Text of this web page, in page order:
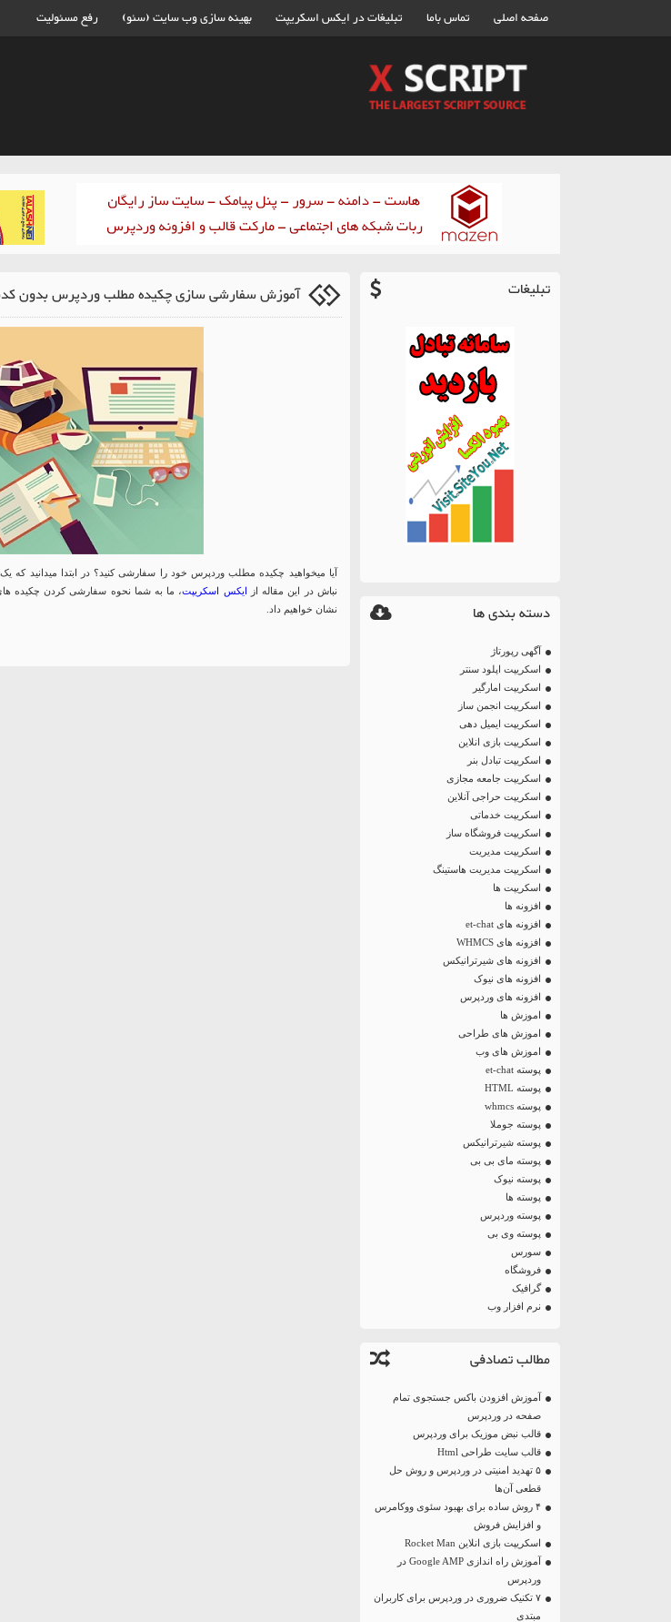
صفحه اصلی تماس باما تبلیغات در ایکس اسکریپت بهینه سازی وب سایت (سئو) رفع مسئولیت
تبلیغات
دسته بندی ها
آگهی رپورتاژ
اسکریپت اپلود سنتر
اسکریپت امارگیر
اسکریپت انجمن ساز
اسکریپت ایمیل دهی
اسکریپت بازی انلاین
اسکریپت تبادل بنر
اسکریپت جامعه مجازی
اسکریپت حراجی آنلاین
اسکریپت خدماتی
اسکریپت فروشگاه ساز
اسکریپت مدیریت
اسکریپت مدیریت هاستینگ
اسکریپت ها
افزونه ها
افزونه های et-chat
افزونه های WHMCS
افزونه های شیرترانیکس
افزونه های نیوک
افزونه های وردپرس
اموزش ها
اموزش های طراحی
اموزش های وب
پوسته et-chat
پوسته HTML
پوسته whmcs
پوسته جوملا
پوسته شیرترانیکس
پوسته مای بی بی
پوسته نیوک
پوسته ها
پوسته وردپرس
پوسته وی بی
سورس
فروشگاه
گرافیک
نرم افزار وب
مطالب تصادفی
آموزش افزودن باکس جستجوی تمام
صفحه در وردپرس
قالب نبض موزیک برای وردپرس
قالب سایت طراحی Html
۵ تهدید امنیتی در وردپرس و روش حل
قطعی آن‌ها
۴ روش ساده برای بهبود سئوی ووکامرس
و افزایش فروش
اسکریپت بازی انلاین Rocket Man
آموزش راه اندازی Google AMP در
وردپرس
۷ تکنیک ضروری در وردپرس برای کاربران
مبتدی
آموزش سفارشی سازی چکیده مطلب وردپرس بدون
آیا میخواهید چکیده مطلب وردپرس خود را سفارشی کنید؟ در ابتدا میدانید
نباش در این مقاله از ایکس اسکریپت، ما به شما نحوه سفارشی کردن چکیده
نشان خواهیم داد.